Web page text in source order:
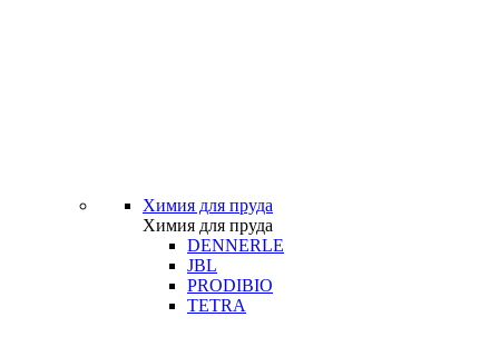
Химия для пруда
Химия для пруда
DENNERLE
JBL
PRODIBIO
TETRA